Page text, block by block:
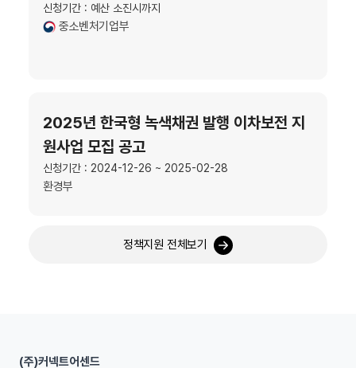
신청기간 : 예산 소진시까지
중소벤처기업부
2025년 한국형 녹색채권 발행 이차보전 지
원사업 모집 공고
신청기간 : 2024-12-26 ~ 2025-02-28
환경부
정책지원 전체보기
(주)커넥트어센드